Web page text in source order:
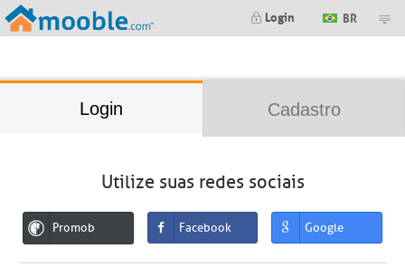
Login BR
Login Cadastro
Utilize suas redes sociais
Promob Facebook Google